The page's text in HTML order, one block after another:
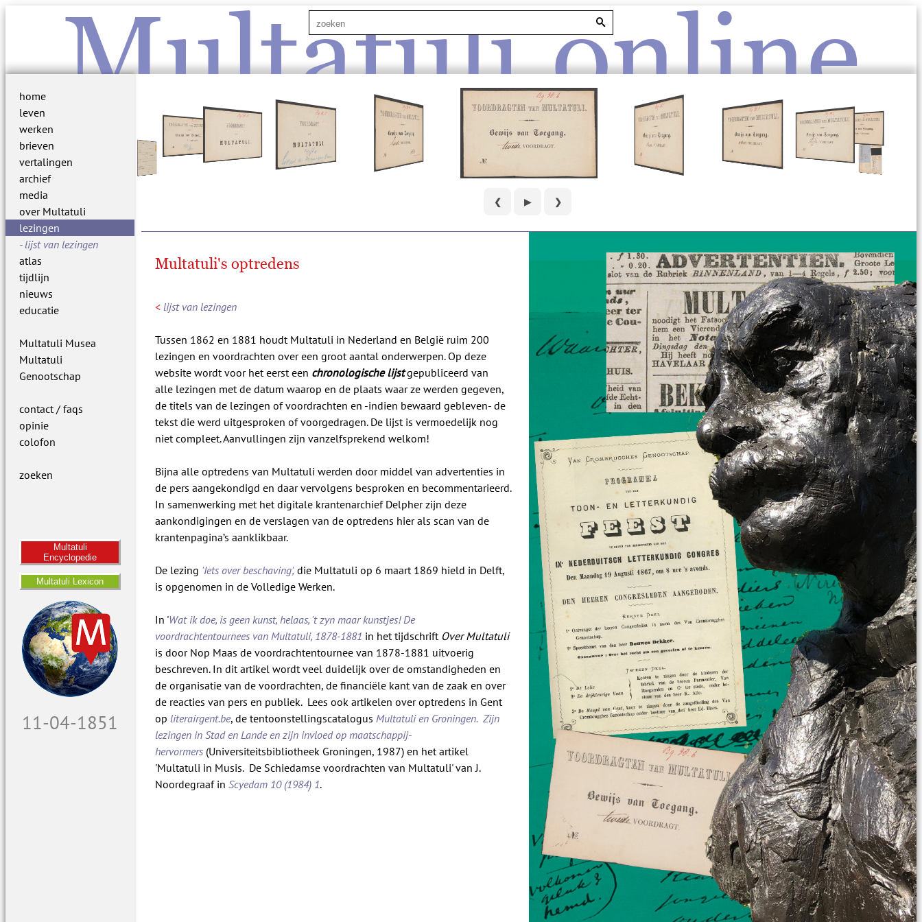
Multatuli.online
home
leven
werken
brieven
vertalingen
archief
media
over Multatuli
lezingen
lijst van lezingen
atlas
tijdlijn
nieuws
educatie
Multatuli Musea
Multatuli
Genootschap
contact / faqs
opinie
colofon
zoeken
Multatuli
Encyclopedie
Multatuli Lexicon
11-04-1851
❮ ▶ ❯
Multatuli's optredens
<lijst van lezingen
Tussen 1862 en 1881 houdt Multatuli in Nederland en België ruim 200
lezingen en voordrachten over een groot aantal onderwerpen. Op deze
website wordt voor het eerst een chronologische lijstgepubliceerd van
alle lezingen met de datum waarop en de plaats waar ze werden gegeven,
de titels van de lezingen of voordrachten en -indien bewaard gebleven- de
tekst die werd uitgesproken of voorgedragen. De lijst is vermoedelijk nog
niet compleet. Aanvullingen zijn vanzelfsprekend welkom!
Bijna alle optredens van Multatuli werden door middel van advertenties in
de pers aangekondigd en daar vervolgens besproken en becommentarieerd.
In samenwerking met het digitale krantenarchief Delpher zijn deze
aankondigingen en de verslagen van de optredens hier als scan van de
krantenpagina’s aanklikbaar.
De lezing 'Iets over beschaving', die Multatuli op 6 maart 1869 hield in Delft,
is opgenomen in de Volledige Werken.
In 'Wat ik doe, is geen kunst, helaas, 't zyn maar kunstjes! De
voordrachtentournees van Multatuli, 1878-1881 in het tijdschrift Over Multatuli
is door Nop Maas de voordrachtentournee van 1878-1881 uitvoerig
beschreven. In dit artikel wordt veel duidelijk over de omstandigheden en
de organisatie van de voordrachten, de financiële kant van de zaak en over
de reacties van pers en publiek. Lees ook artikelen over optredens in Gent
opliterairgent.be, de tentoonstellingscatalogusMultatuli en Groningen. Zijn
lezingen in Stad en Lande en zijn invloed op maatschappij-
hervormers (Universiteitsbibliotheek Groningen, 1987) en het artikel
'Multatuli in Musis. De Schiedamse voordrachten van Multatuli' van J.
Noordegraaf inScyedam 10 (1984) 1.